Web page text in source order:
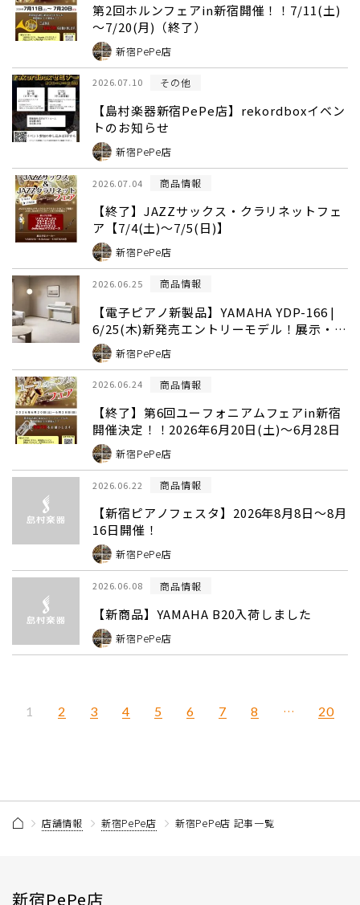
第2回ホルンフェアin新宿開催！！7/11(土)
～7/20(月)（終了）
新宿PePe店
2026.07.10 その他
【島村楽器新宿PePe店】rekordboxイベン
トのお知らせ
新宿PePe店
2026.07.04 商品情報
【終了】JAZZサックス・クラリネットフェ
ア【7/4(土)～7/5(日)】
新宿PePe店
2026.06.25 商品情報
【電子ピアノ新製品】YAMAHA YDP-166 |
6/25(木)新発売エントリーモデル！展示・予
約受付中 |島村楽器新宿店
新宿PePe店
2026.06.24 商品情報
【終了】第6回ユーフォニアムフェアin新宿
開催決定！！2026年6月20日(土)～6月28日
新宿PePe店
2026.06.22 商品情報
【新宿ピアノフェスタ】2026年8月8日～8月
16日開催！
新宿PePe店
2026.06.08 商品情報
【新商品】YAMAHA B20入荷しました
新宿PePe店
1 2 3 4 5 6 7 8 … 20
店舗情報 新宿PePe店 新宿PePe店 記事一覧
新宿PePe店